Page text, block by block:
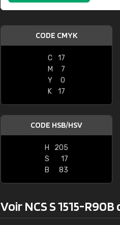
CODE CMYK
C
17
M
7
Y
0
K
17
CODE HSB/HSV
H
205
S
17
B
83
Voir NCS S 1515-